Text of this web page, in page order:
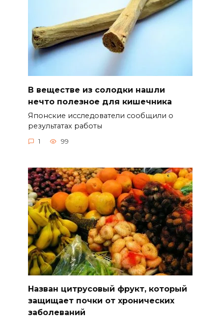
В веществе из солодки нашли
нечто полезное для кишечника
Японские исследователи сообщили о
результатах работы
1 99
Назван цитрусовый фрукт, который
защищает почки от хронических
заболеваний